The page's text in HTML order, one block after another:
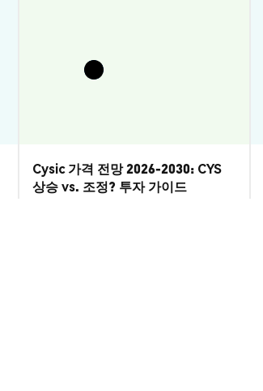
Cysic 가격 전망 2026-2030: CYS
상승 vs. 조정? 투자 가이드